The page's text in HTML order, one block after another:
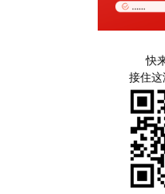
快
接住